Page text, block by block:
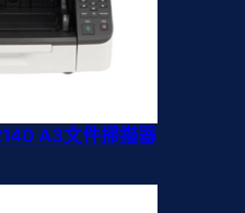
A3文件掃描器